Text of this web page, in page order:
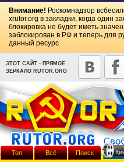
Внимание! Роскомнадзор
xrutor.org в закладки, когда один
блокировка не будет иметь
заблокирован в РФ и теперь для
данный ресурс
ЭТОТ САЙТ - ПРЯМОЕ
ЗЕРКАЛО RUTOR.ORG